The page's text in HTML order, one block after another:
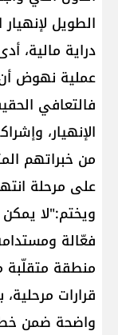
الطويل
دراية مالية،
عملية نهوض
فالتعافي
الإنهيار،
من خبراتهم
على مرحلة
ويختم:"لا
فعّالة
منطقة متقلّبة
قرارات
واضحة ضمن